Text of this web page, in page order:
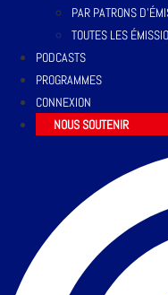
PAR PATRONS
TOUTES LES
PODCASTS
PROGRAMMES
CONNEXION
NOUS SOUTENIR